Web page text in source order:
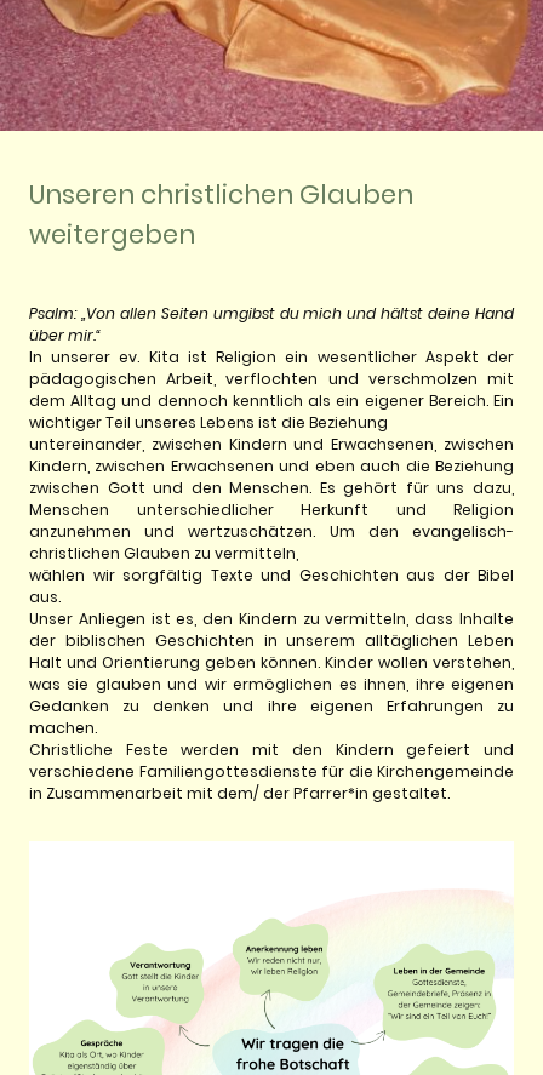
Unseren christlichen Glauben
weitergeben
Psalm: „Von allen Seiten umgibst du mich und hältst deine Hand
über mir.“
In unserer ev. Kita ist Religion ein wesentlicher Aspekt der
pädagogischen Arbeit, verflochten und verschmolzen mit
dem Alltag und dennoch kenntlich als ein eigener Bereich. Ein
wichtiger Teil unseres Lebens ist die Beziehung
untereinander, zwischen Kindern und Erwachsenen, zwischen
Kindern, zwischen Erwachsenen und eben auch die Beziehung
zwischen Gott und den Menschen. Es gehört für uns dazu,
Menschen unterschiedlicher Herkunft und Religion
anzunehmen und wertzuschätzen. Um den evangelisch-
christlichen Glauben zu vermitteln,
wählen wir sorgfältig Texte und Geschichten aus der Bibel
aus.
Unser Anliegen ist es, den Kindern zu vermitteln, dass Inhalte
der biblischen Geschichten in unserem alltäglichen Leben
Halt und Orientierung geben können. Kinder wollen verstehen,
was sie glauben und wir ermöglichen es ihnen, ihre eigenen
Gedanken zu denken und ihre eigenen Erfahrungen zu
machen.
Christliche Feste werden mit den Kindern gefeiert und
verschiedene Familiengottesdienste für die Kirchengemeinde
in Zusammenarbeit mit dem/ der Pfarrer*in gestaltet.